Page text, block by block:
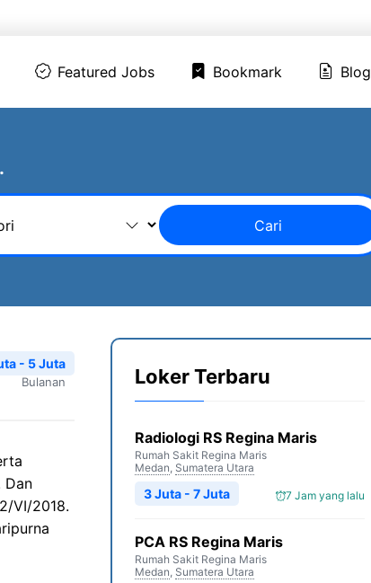
Featured Jobs Bookmark Blog
Cari
- 5 Juta
Bulanan
Dan
VI/2018.
Loker Terbaru
Radiologi RS Regina Maris
Rumah Sakit Regina Maris
Medan, Sumatera Utara
7 Jam yang lalu
3 Juta - 7 Juta
PCA RS Regina Maris
Rumah Sakit Regina Maris
Medan, Sumatera Utara